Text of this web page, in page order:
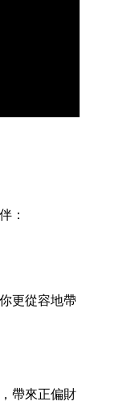
：
更從容地帶
帶來正偏財